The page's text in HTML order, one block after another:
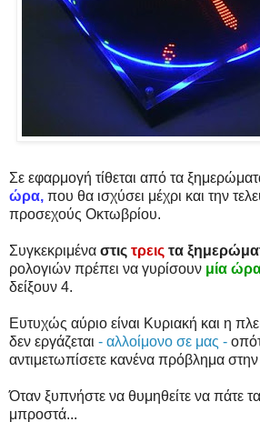
Σε εφαρμογή τίθεται από τα
ώρα, που θα ισχύσει μέχρι και την
προσεχούς Οκτωβρίου.
Συγκεκριμένα στις τρεις τα
ρολογιών πρέπει να γυρίσουν μία
δείξουν 4.
Ευτυχώς αύριο είναι Κυριακή και η
δεν εργάζεται - αλλοίμονο σε μας -
αντιμετωπίσετε κανένα πρόβλημα
Όταν ξυπνήστε να θυμηθείτε να πάτε
μπροστά...